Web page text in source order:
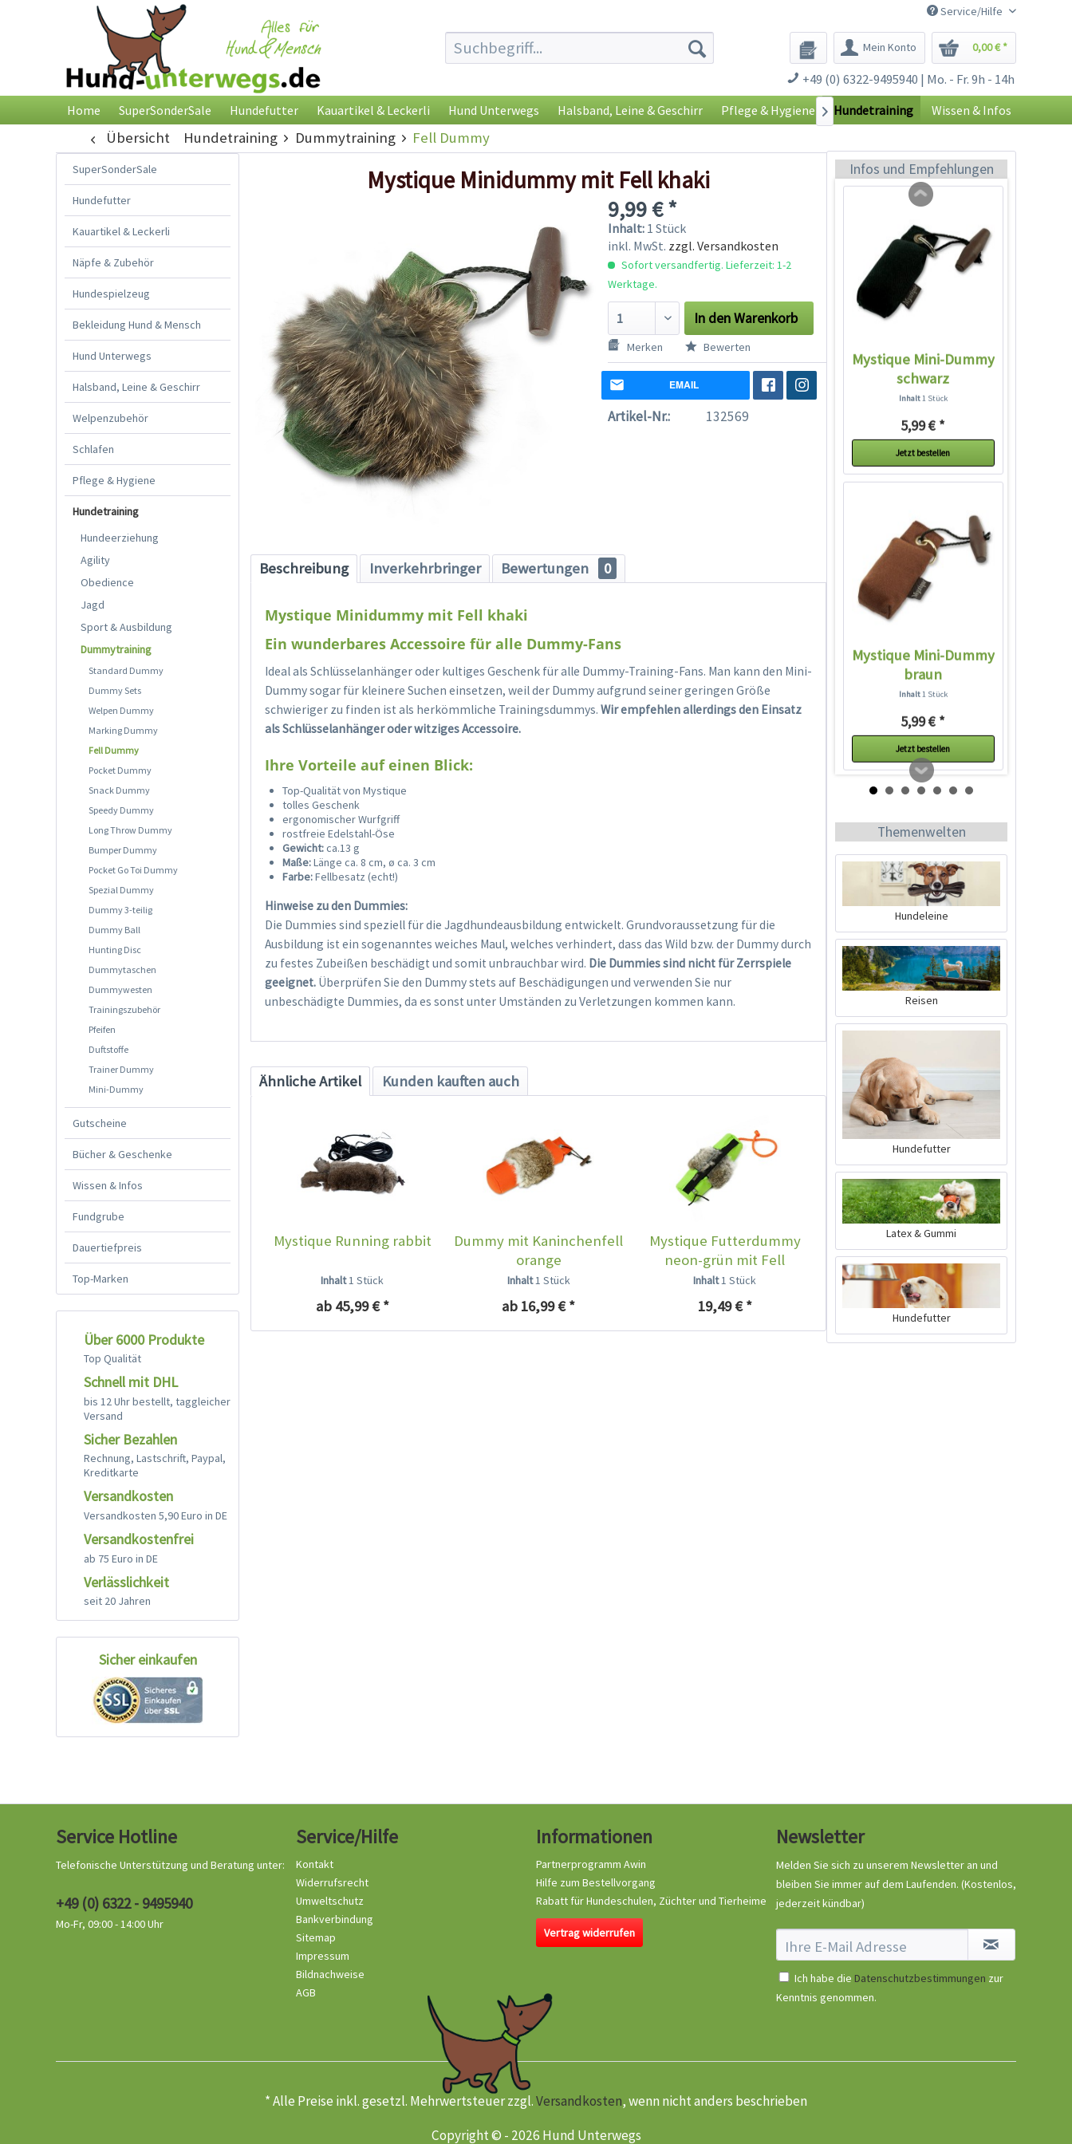
Service/Hilfe
Mein Konto 0,00 € *
+49 (0) 6322-9495940 | Mo. - Fr. 9h - 14h
Home SuperSonderSale Hundefutter Kauartikel & Leckerli Hund Unterwegs Halsband, Leine & Geschirr Pflege & Hygiene Hundetraining Wissen & Infos

Übersicht Hundetraining Dummytraining Fell Dummy
SuperSonderSale
Hundefutter
Kauartikel & Leckerli
Näpfe & Zubehör
Hundespielzeug
Bekleidung Hund & Mensch
Hund Unterwegs
Halsband, Leine & Geschirr
Welpenzubehör
Schlafen
Pflege & Hygiene
Hundetraining
Hundeerziehung
Agility
Obedience
Jagd
Sport & Ausbildung
Dummytraining
Standard Dummy
Dummy Sets
Welpen Dummy
Marking Dummy
Fell Dummy
Pocket Dummy
Snack Dummy
Speedy Dummy
Long Throw Dummy
Bumper Dummy
Pocket Go Toi Dummy
Spezial Dummy
Dummy 3-teilig
Dummy Ball
Hunting Disc
Dummytaschen
Dummywesten
Trainingszubehör
Pfeifen
Duftstoffe
Trainer Dummy
Mini-Dummy
Gutscheine
Bücher & Geschenke
Wissen & Infos
Fundgrube
Dauertiefpreis
Top-Marken
Über 6000 Produkte
Top Qualität
Schnell mit DHL
bis 12 Uhr bestellt, taggleicher
Versand
Sicher Bezahlen
Rechnung, Lastschrift, Paypal,
Kreditkarte
Versandkosten
Versandkosten 5,90 Euro in DE
Versandkostenfrei
ab 75 Euro in DE
Verlässlichkeit
seit 20 Jahren
Sicher einkaufen
Mystique Minidummy mit Fell khaki
9,99 € *
Inhalt: 1 Stück
inkl. MwSt. zzgl. Versandkosten
Sofort versandfertig. Lieferzeit: 1-2
Werktage.
In den Warenkorb
Merken Bewerten
EMAIL
Artikel-Nr.: 132569
Beschreibung Inverkehrbringer Bewertungen 0
Mystique Minidummy mit Fell khaki
Ein wunderbares Accessoire für alle Dummy-Fans
Ideal als Schlüsselanhänger oder kultiges Geschenk für alle Dummy-Training-Fans. Man kann den Mini-
Dummy sogar für kleinere Suchen einsetzen, weil der Dummy aufgrund seiner geringen Größe
schwieriger zu finden ist als herkömmliche Trainingsdummys.Wir empfehlen allerdings den Einsatz
als Schlüsselanhänger oder witziges Accessoire.
Ihre Vorteile auf einen Blick:
Top-Qualität von Mystique
tolles Geschenk
ergonomischer Wurfgriff
rostfreie Edelstahl-Öse
Gewicht:ca.13 g
Maße:Länge ca. 8 cm, ø ca. 3 cm
Farbe:Fellbesatz (echt!)
Hinweise zu den Dummies:
Die Dummies sind speziell für die Jagdhundeausbildung entwickelt. Grundvoraussetzung für die
Ausbildung ist ein sogenanntes weiches Maul, welches verhindert, dass das Wild bzw. der Dummy durch
zu festes Zubeißen beschädigt und somit unbrauchbar wird. Die Dummies sind nicht für Zerrspiele
geeignet. Überprüfen Sie den Dummy stets auf Beschädigungen und verwenden Sie nur
unbeschädigte Dummies, da es sonst unter Umständen zu Verletzungen kommen kann.
Ähnliche Artikel Kunden kauften auch
Mystique Running rabbit
Inhalt1 Stück
ab 45,99 € *
Dummy mit Kaninchenfell
orange
Inhalt1 Stück
ab 16,99 € *
Mystique Futterdummy
neon-grün mit Fell
Inhalt1 Stück
19,49 € *
Infos und Empfehlungen
Mystique Mini-Dummy
orange reflektierend
7,49 € *
Mystique Mini-Dummy
schwarz
Inhalt1 Stück
5,99 € *
Jetzt bestellen
Mystique Mini-Dummy
braun
Inhalt1 Stück
5,99 € *
Jetzt bestellen
Mystique Mini-Dummy
weinrot
Inhalt1 Stück
5,99 € *
Mystique Mini-Dummy
hellblau
Inhalt1 Stück
5,99 € *
Jetzt bestellen
Mystique Mini-Dummy
rot
1 Stück
Jetzt bestellen
Themenwelten
Hundeleine
Reisen
Hundefutter
Latex & Gummi
Hundefutter
Service Hotline
Telefonische Unterstützung und Beratung unter:
+49 (0) 6322 - 9495940
Mo-Fr, 09:00 - 14:00 Uhr
Service/Hilfe
Kontakt
Widerrufsrecht
Umweltschutz
Bankverbindung
Sitemap
Impressum
Bildnachweise
AGB
Informationen
Partnerprogramm Awin
Hilfe zum Bestellvorgang
Rabatt für Hundeschulen, Züchter und Tierheime
Vertrag widerrufen
Newsletter
Melden Sie sich zu unserem Newsletter an und
bleiben Sie immer auf dem Laufenden. (Kostenlos,
jederzeit kündbar)
Ich habe die Datenschutzbestimmungen zur
Kenntnis genommen.
* Alle Preise inkl. gesetzl. Mehrwertsteuer zzgl.Versandkosten, wenn nicht anders beschrieben
Copyright © - 2026 Hund Unterwegs